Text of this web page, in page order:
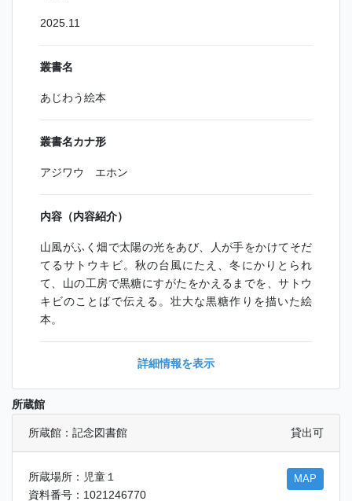
2025.11
叢書名
あじわう絵本
叢書名カナ形
アジワウ エホン
内容（内容紹介）
山風がふく畑で太陽の光をあび、人が手をかけてそだ
てるサトウキビ。秋の台風にたえ、冬にかりとられ
て、山の工房で黒糖にすがたをかえるまでを、サトウ
キビのことばで伝える。壮大な黒糖作りを描いた絵
本。
詳細情報を表示
所蔵館
所蔵館：記念図書館 貸出可
所蔵場所：児童１
資料番号：1021246770
MAP